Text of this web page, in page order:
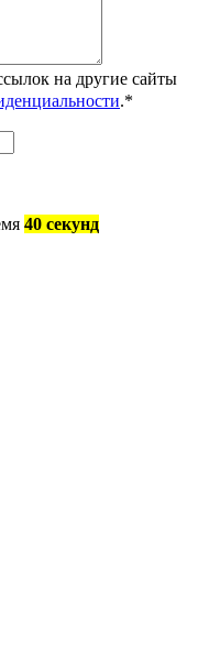
на другие сайты
.*
40 секунд